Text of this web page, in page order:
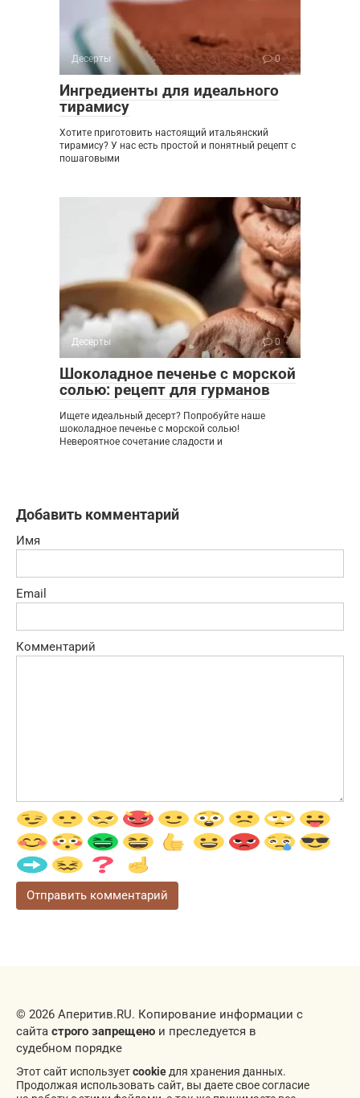
Десерты 0
Ингредиенты для идеального
тирамису
Хотите приготовить настоящий итальянский
тирамису? У нас есть простой и понятный рецепт с
пошаговыми
Десерты 0
Шоколадное печенье с морской
солью: рецепт для гурманов
Ищете идеальный десерт? Попробуйте наше
шоколадное печенье с морской солью!
Невероятное сочетание сладости и
Добавить комментарий
Имя
Email
Комментарий
© 2026 Аперитив.RU. Копирование информации с
сайта строго запрещено и преследуется в
судебном порядке
Этот сайт используетcookieдля хранения данных.
Продолжая использовать сайт, вы даете свое согласие